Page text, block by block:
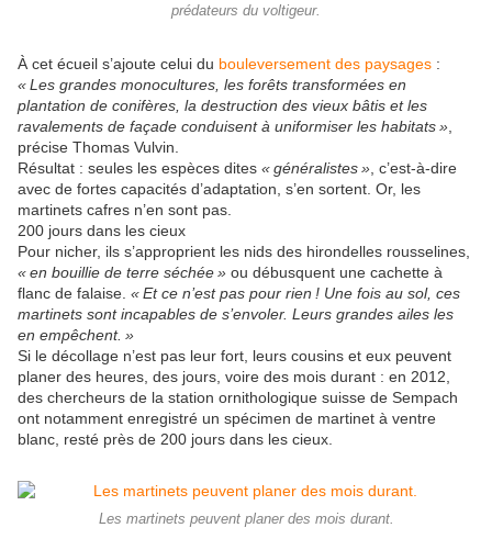
prédateurs du voltigeur.
À cet écueil s’ajoute celui du bouleversement des paysages :
«Les grandes monocultures, les forêts transformées en
plantation de conifères, la destruction des vieux bâtis et les
ravalements de façade conduisent à uniformiser les habitats»
précise Thomas Vulvin.
Résultat : seules les espèces dites «généralistes» , c’est-à-dire
avec de fortes capacités d’adaptation, s’en sortent. Or, les
martinets cafres n’en sont pas.
200 jours dans les cieux
Pour nicher, ils s’approprient les nids des hirondelles rousselines,
«en bouillie de terre séchée» ou débusquent une cachette à
flanc de falaise. «Et ce n’est pas pour rien ! Une fois au sol, ces
martinets sont incapables de s’envoler. Leurs grandes ailes les
en empêchent. »
Si le décollage n’est pas leur fort, leurs cousins et eux peuvent
planer des heures, des jours, voire des mois durant : en 2012,
des chercheurs de la station ornithologique suisse de Sempach
ont notamment enregistré un spécimen de martinet à ventre
blanc, resté près de 200 jours dans les cieux.
Les martinets peuvent planer des mois durant.